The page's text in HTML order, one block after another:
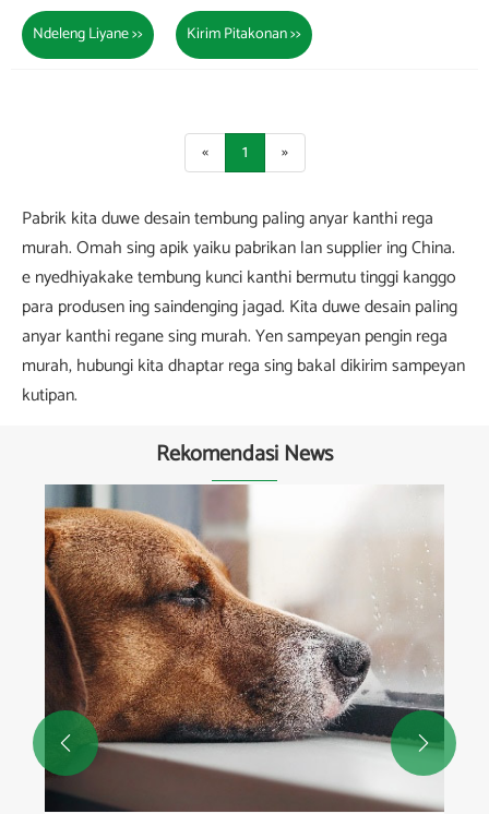
Ndeleng Liyane >> Kirim Pitakonan >>
« 1 »
Pabrik kita duwe desain tembung paling anyar kanthi rega
murah. Omah sing apik yaiku pabrikan lan supplier ing China.
e nyedhiyakake tembung kunci kanthi bermutu tinggi kanggo
para produsen ing saindenging jagad. Kita duwe desain paling
anyar kanthi regane sing murah. Yen sampeyan pengin rega
murah, hubungi kita dhaptar rega sing bakal dikirim sampeyan
kutipan.
Rekomendasi News
 